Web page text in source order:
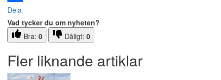
Dela
Vad tycker du om nyheten?
Bra: 0 Dåligt: 0
Fler liknande artiklar